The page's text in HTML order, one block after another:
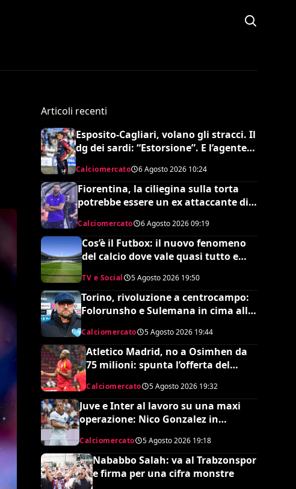
Articoli recenti
Esposito-Cagliari, volano gli stracci. Il
dg dei sardi: “Estorsione”. E l’agente
risponde in maniera durissima
Calciomercato 6 Agosto 2026 10:24
Fiorentina, la ciliegina sulla torta
potrebbe essere un ex attaccante di
Calciomercato 6 Agosto 202609:19
Cos’è il Futbox: il nuovo fenomeno
del calcio dove vale quasi tutto e
TV e Social 5 Agosto 2026 19:50
Torino, rivoluzione a centrocampo:
Folorunsho e Sulemana in cima alla
Calciomercato 5 Agosto 2026 19:44
Atletico Madrid, no a Osimhen da
75 milioni: spunta l’offerta del
Calciomercato 5 Agosto 2026 19:32
Juve e Inter al lavoro su una maxi
operazione: Nico Gonzalez in
Calciomercato 5 Agosto 2026 19:18
Nababbo Salah: va al Trabzonspor
e firma per una cifra monstre